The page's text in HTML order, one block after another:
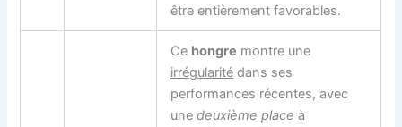
être entièrement favorables.
Ce hongre montre une
irrégularité dans ses
performances récentes, avec
unedeuxième place à